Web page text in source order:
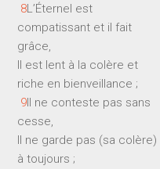
8L’Éternel est
compatissant et il fait
grâce,
Il est lent à la colère et
riche en bienveillance ;
9Il ne conteste pas sans
cesse,
Il ne garde pas (sa colère)
à toujours ;